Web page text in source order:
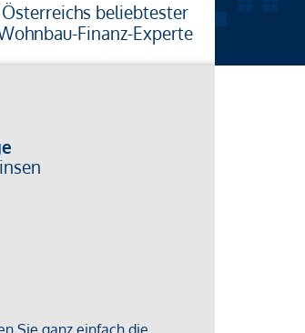
Österreichs beliebtester
Finanz-Experte